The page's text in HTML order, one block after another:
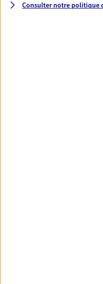
Accompagner vos
Consulter notre politique